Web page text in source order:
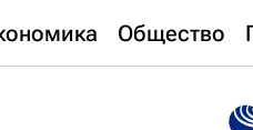
Общество